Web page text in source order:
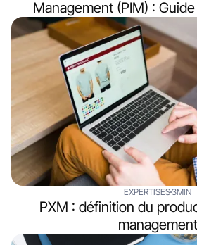
Management (PIM) :
EXPERTISES3MIN
PXM : définition du
management